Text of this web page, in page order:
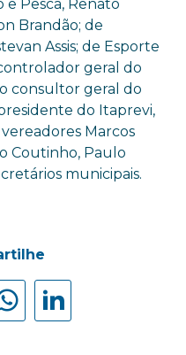
Pesca, Renato
Brandão; de
Assis; de Esporte
geral do
consultor geral do
do Itaprevi,
Marcos
Coutinho, Paulo
municipais.